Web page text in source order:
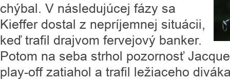
chýbal. V následujúcej fázy sa
Kieffer dostal z nepríjemnej situácii,
keď trafil drajvom fervejový banker.
Potom na seba strhol pozornosť
play-off zatiahol a trafil ležiaceho